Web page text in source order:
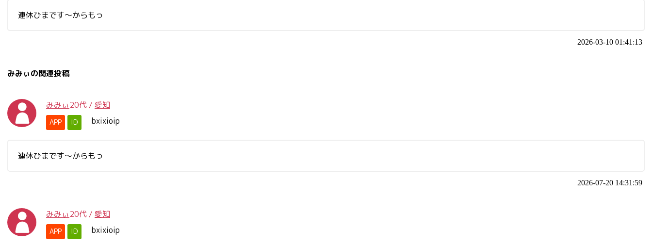
連休ひまです〜からもっ
2026-03-10 01:41:13
みみぃの関連投稿
みみぃ20代 / 愛知
APP ID bxixioip
連休ひまです〜からもっ
2026-07-20 14:31:59
みみぃ20代 / 愛知
APP ID bxixioip